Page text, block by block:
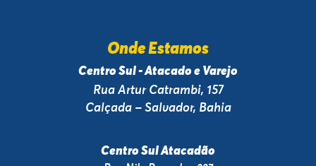
Onde Estamos
Centro Sul - Atacado e Varejo
Rua Artur Catrambi, 157
Calçada – Salvador, Bahia
Centro Sul Atacadão